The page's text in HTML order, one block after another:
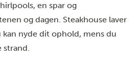
en spar og
og dagen. Steakhouse laver
nyde dit ophold, mens du